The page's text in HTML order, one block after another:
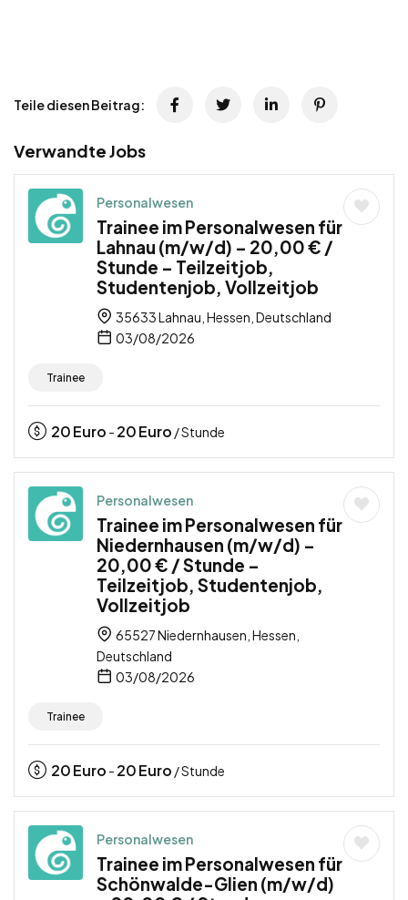
Teile diesen Beitrag:
Verwandte Jobs
Personalwesen
Trainee im Personalwesen für
Lahnau (m/w/d) – 20,00 € /
Stunde – Teilzeitjob,
Studentenjob, Vollzeitjob
35633 Lahnau, Hessen, Deutschland
03/08/2026
Trainee
20Euro - 20Euro / Stunde
Personalwesen
Trainee im Personalwesen für
Niedernhausen (m/w/d) –
20,00 € / Stunde –
Teilzeitjob, Studentenjob,
Vollzeitjob
65527 Niedernhausen, Hessen,
Deutschland
03/08/2026
Trainee
20Euro - 20Euro / Stunde
Personalwesen
Trainee im Personalwesen für
Schönwalde-Glien (m/w/d)